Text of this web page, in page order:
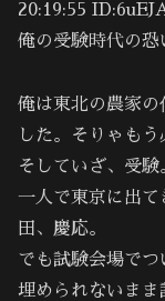
20:19:55
俺の受験時代の恐
俺は東北の農家
した。そりゃもう
そしていざ、受験
一人で東京に出
田、慶応。
でも試験会場で
埋められないまま